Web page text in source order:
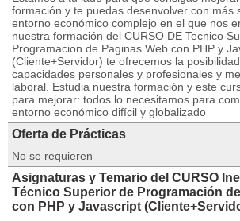
formación y te puedas desenvolver con más
entorno económico complejo en el que nos
nuestra formación del CURSO DE Tecnico
Programacion de Paginas Web con PHP y
(Cliente+Servidor) te ofrecemos la
capacidades personales y profesionales y
laboral. Estudia nuestra formación y este
para mejorar: todos lo necesitamos para
entorno económico difícil y globalizado
Oferta de Prácticas
No se requieren
Asignaturas y Temario del CURSO
Técnico Superior de Programación
con PHP y Javascript